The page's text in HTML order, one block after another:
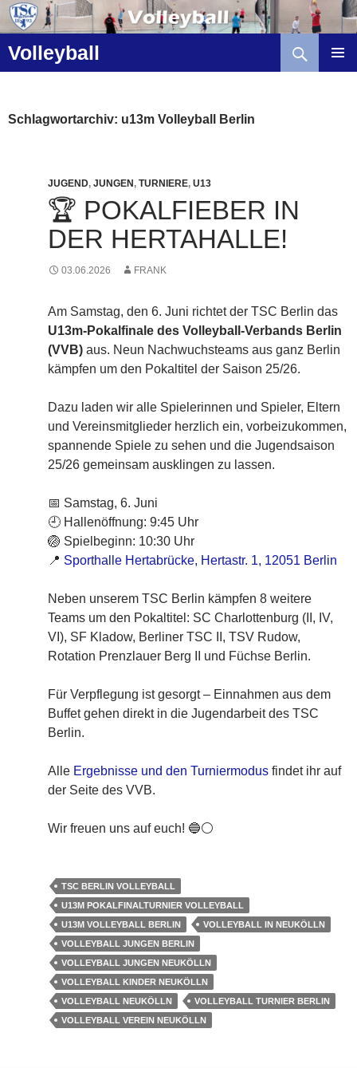
Zum
Inhalt
springen
Volleyball
Suchen
Schlagwortarchiv: u13m Volleyball Berlin
JUGEND, JUNGEN , TURNIERE, U13
🏆 POKALFIEBER IN
DER HERTAHALLE!
03.06.2026 FRANK
Am Samstag, den 6. Juni richtet der TSC Berlin das
U13m-Pokalfinale des Volleyball-Verbands Berlin
(VVB) aus. Neun Nachwuchsteams aus ganz Berlin
kämpfen um den Pokaltitel der Saison 25/26.
Dazu laden wir alle Spielerinnen und Spieler, Eltern
und Vereinsmitglieder herzlich ein, vorbeizukommen,
spannende Spiele zu sehen und die Jugendsaison
25/26 gemeinsam ausklingen zu lassen.
📅 Samstag, 6. Juni
🕘 Hallenöffnung: 9:45 Uhr
🏐 Spielbeginn: 10:30 Uhr
📍 Sporthalle Hertabrücke, Hertastr. 1, 12051 Berlin
Neben unserem TSC Berlin kämpfen 8 weitere
Teams um den Pokaltitel: SC Charlottenburg (II, IV,
VI), SF Kladow, Berliner TSC II, TSV Rudow,
Rotation Prenzlauer Berg II und Füchse Berlin.
Für Verpflegung ist gesorgt – Einnahmen aus dem
Buffet gehen direkt in die Jugendarbeit des TSC
Berlin.
Alle Ergebnisse und den Turniermodus findet ihr auf
der Seite des VVB.
Wir freuen uns auf euch! 🔵⚪️
TSC BERLIN VOLLEYBALL
U13M POKALFINALTURNIER VOLLEYBALL
U13M VOLLEYBALL BERLIN
VOLLEYBALL IN NEUKÖLLN
VOLLEYBALL JUNGEN BERLIN
VOLLEYBALL JUNGEN NEUKÖLLN
VOLLEYBALL KINDER NEUKÖLLN
VOLLEYBALL NEUKÖLLN
VOLLEYBALL TURNIER BERLIN
VOLLEYBALL VEREIN NEUKÖLLN